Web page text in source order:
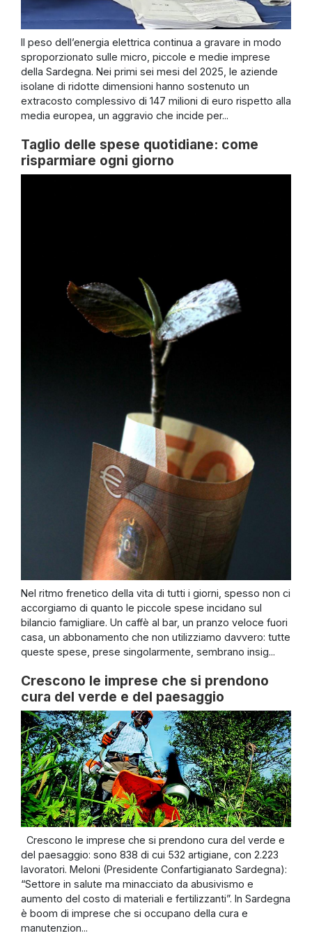
Il peso dell’energia elettrica continua a gravare in modo
sproporzionato sulle micro, piccole e medie imprese
della Sardegna. Nei primi sei mesi del 2025, le aziende
isolane di ridotte dimensioni hanno sostenuto un
extracosto complessivo di 147 milioni di euro rispetto alla
media europea, un aggravio che incide per...
Taglio delle spese quotidiane: come
risparmiare ogni giorno
Nel ritmo frenetico della vita di tutti i giorni, spesso non ci
accorgiamo di quanto le piccole spese incidano sul
bilancio famigliare. Un caffè al bar, un pranzo veloce fuori
casa, un abbonamento che non utilizziamo davvero: tutte
queste spese, prese singolarmente, sembrano insig...
Crescono le imprese che si prendono
cura del verde e del paesaggio
Crescono le imprese che si prendono cura del verde e
del paesaggio: sono 838 di cui 532 artigiane, con 2.223
lavoratori. Meloni (Presidente Confartigianato Sardegna):
“Settore in salute ma minacciato da abusivismo e
aumento del costo di materiali e fertilizzanti”. In Sardegna
è boom di imprese che si occupano della cura e
manutenzion...